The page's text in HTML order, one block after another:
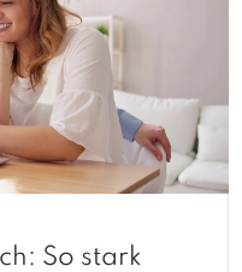
So stark